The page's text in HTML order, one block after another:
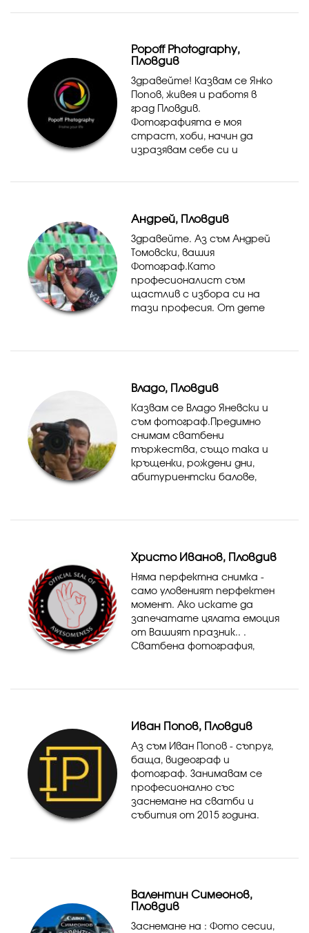
пазят истинските емоции.
Popoff Photography,
Пловдив
Здравейте! Казвам се Янко
Попов, живея и работя в
град Пловдив.
Фотографията е моя
страст, хоби, начин да
изразявам себе си и
различни семейни ритуали.
П...
Андрей, Пловдив
Здравейте. Аз съм Андрей
Томовски, вашия
Фотограф.Като
професионалист съм
щастлив с избора си на
тази професия. От дете
свободен. Снимането за мен
Владо, Пловдив
Казвам се Владо Яневски и
съм фотограф.Предимно
снимам сватбени
тържества, също така и
кръщенки, рождени дни,
абитуриентски балове,
в Пловдив и региона, но
радв...
Христо Иванов, Пловдив
Няма перфектна снимка -
само уловеният перфектен
момент. Ако искате да
запечатате цялата емоция
от Вашият празник.. .
Сватбена фотография,
фотография, Порсонални
Иван Попов, Пловдив
Аз съм Иван Попов - съпруг,
баща, видеограф и
фотограф. Занимавам се
професионално със
заснемане на сватби и
събития от 2015 година.
фотографа, с който се
Валентин Симеонов,
Пловдив
Заснемане на : Фото сесии,